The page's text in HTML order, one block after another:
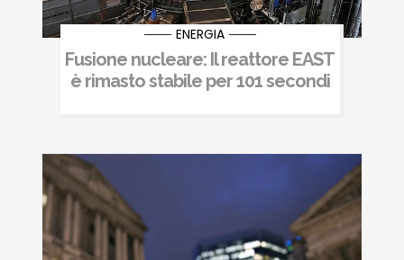
ENERGIA
Fusione nucleare: Il reattore EAST
è rimasto stabile per 101 secondi